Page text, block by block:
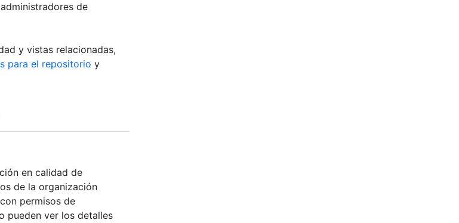
de
y vistas relacionadas,
para el repositorio y
en calidad de
de la organización
permisos de
pueden ver los detalles